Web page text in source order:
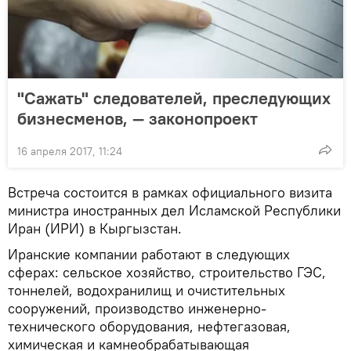
"Сажать" следователей, преследующих
бизнесменов, — законопроект
16 апреля 2017, 11:24
Встреча состоится в рамках официального визита
министра иностранных дел Исламской Республики
Иран (ИРИ) в Кыргызстан.
Иранские компании работают в следующих
сферах: сельское хозяйство, строительство ГЭС,
тоннелей, водохранилищ и очистительных
сооружений, производство инженерно-
технического оборудования, нефтегазовая,
химическая и камнеобрабатывающая